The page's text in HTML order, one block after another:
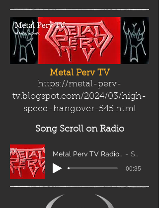
Metal Perv TV
https://metal-perv-
tv.blogspot.com/2024/03/high-
speed-hangover-545.html
Song Scrollon Radio
Metal Perv TV Radio Scroll_edit2 Sanity
-00:35